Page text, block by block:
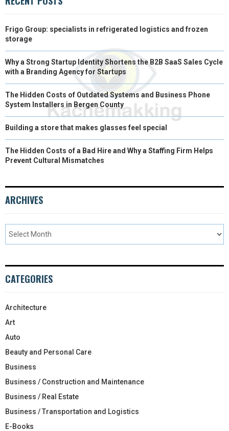
Frigo Group: specialists in refrigerated logistics and frozen
storage
Why a Strong Startup Identity Shortens the B2B SaaS Sales Cycle
with a Branding Agency for Startups
The Hidden Costs of Outdated Systems and Business Phone
System Installers in Bergen County
Building a store that makes glasses feel special
The Hidden Costs of a Bad Hire and Why a Staffing Firm Helps
Prevent Cultural Mismatches
ARCHIVES
CATEGORIES
Architecture
Art
Auto
Beauty and Personal Care
Business
Business / Construction and Maintenance
Business / Real Estate
Business / Transportation and Logistics
E-Books